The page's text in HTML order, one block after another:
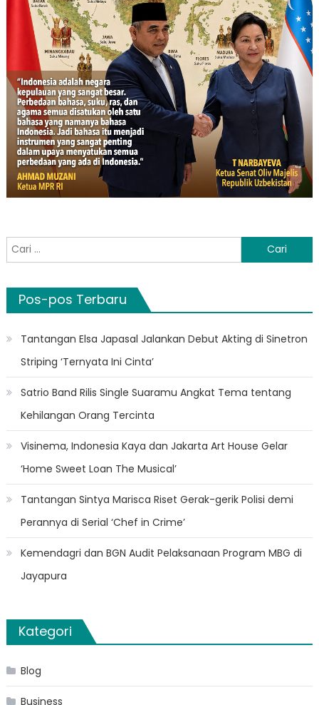
Cari
untuk:
Pos-pos Terbaru
Tantangan Elsa Japasal Jalankan Debut Akting di Sinetron
Striping ‘Ternyata Ini Cinta’
Satrio Band Rilis Single Suaramu Angkat Tema tentang
Kehilangan Orang Tercinta
Visinema, Indonesia Kaya dan Jakarta Art House Gelar
‘Home Sweet Loan The Musical’
Tantangan Sintya Marisca Riset Gerak-gerik Polisi demi
Perannya di Serial ‘Chef in Crime’
Kemendagri dan BGN Audit Pelaksanaan Program MBG di
Jayapura
Kategori
Blog
Business